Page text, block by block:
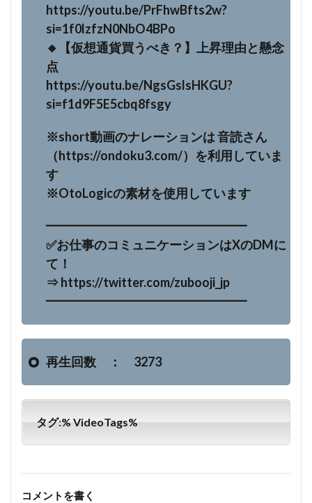
https://youtu.be/PrFhwBfts2w?
si=1f0lzfzN0NbO4BPo
🔸【仮想通貨買うべき？】上昇理由と懸念
点
https://youtu.be/NgsGslsHKGU?
si=f1d9F5E5cbq8fsgy
※short動画のナレーションは 音読さん
（https://ondoku3.com/）を利用していま
す
※OtoLogicの素材を使用しています
━━━━━━━━━━━━━━━━
✅お仕事のコミュニケーションはXのDMに
て！
⇒ https://twitter.com/zubooji_jp
━━━━━━━━━━━━━━━━
再生回数 ： 3273
タグ:% VideoTags%
コメントを書く